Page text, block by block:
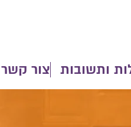
ותשובות צור קשר